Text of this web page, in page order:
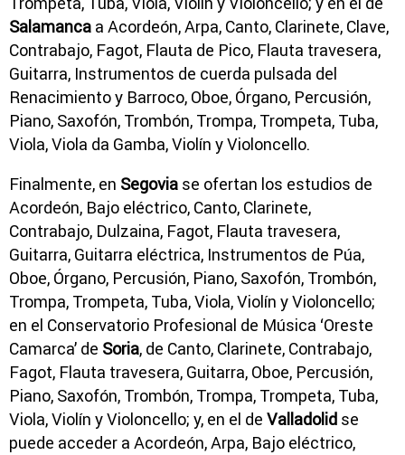
Salamanca a Acordeón, Arpa, Canto, Clarinete, Clave,
Contrabajo, Fagot, Flauta de Pico, Flauta travesera,
Guitarra, Instrumentos de cuerda pulsada del
Renacimiento y Barroco, Oboe, Órgano, Percusión,
Piano, Saxofón, Trombón, Trompa, Trompeta, Tuba,
Viola, Viola da Gamba, Violín y Violoncello.
Finalmente, en Segovia se ofertan los estudios de
Acordeón, Bajo eléctrico, Canto, Clarinete,
Contrabajo, Dulzaina, Fagot, Flauta travesera,
Guitarra, Guitarra eléctrica, Instrumentos de Púa,
Oboe, Órgano, Percusión, Piano, Saxofón, Trombón,
Trompa, Trompeta, Tuba, Viola, Violín y Violoncello;
en el Conservatorio Profesional de Música ‘Oreste
Camarca’ de Soria, de Canto, Clarinete, Contrabajo,
Fagot, Flauta travesera, Guitarra, Oboe, Percusión,
Piano, Saxofón, Trombón, Trompa, Trompeta, Tuba,
Viola, Violín y Violoncello; y, en el de Valladolid se
puede acceder a Acordeón, Arpa, Bajo eléctrico,